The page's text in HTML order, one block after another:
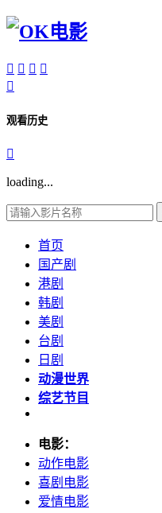
   

观看历史

loading...
首页
国产剧
港剧
韩剧
美剧
台剧
日剧
动漫世界
综艺节目
电影：
动作电影
喜剧电影
爱情电影